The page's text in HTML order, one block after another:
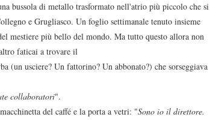
bussola di metallo trasformato nell'atrio più piccolo che si
e Grugliasco. Un foglio settimanale tenuto insieme
mestiere più bello del mondo. Ma tutto questo allora non
faticai a trovare il
(un usciere? Un fattorino? Un abbonato?) che sorseggiava
collaboratori".
del caffé e la porta a vetri: "Sono io il direttore.